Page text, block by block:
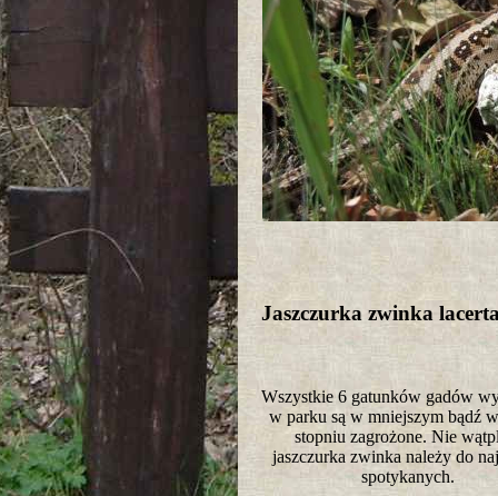
Jaszczurka zwinka
Wszystkie 6 gatunków gadów
w parku są w mniejszym bądź
stopniu zagrożone. Nie
jaszczurka zwinka należy do
spotykanych.